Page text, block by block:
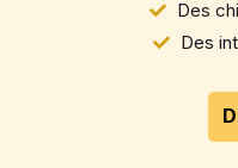
Des
Des